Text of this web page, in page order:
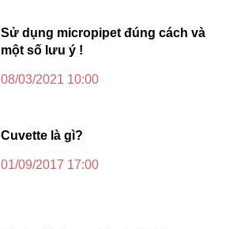
Sử dụng micropipet đúng cách và
một số lưu ý !
08/03/2021 10:00
Cuvette là gì?
01/09/2017 17:00